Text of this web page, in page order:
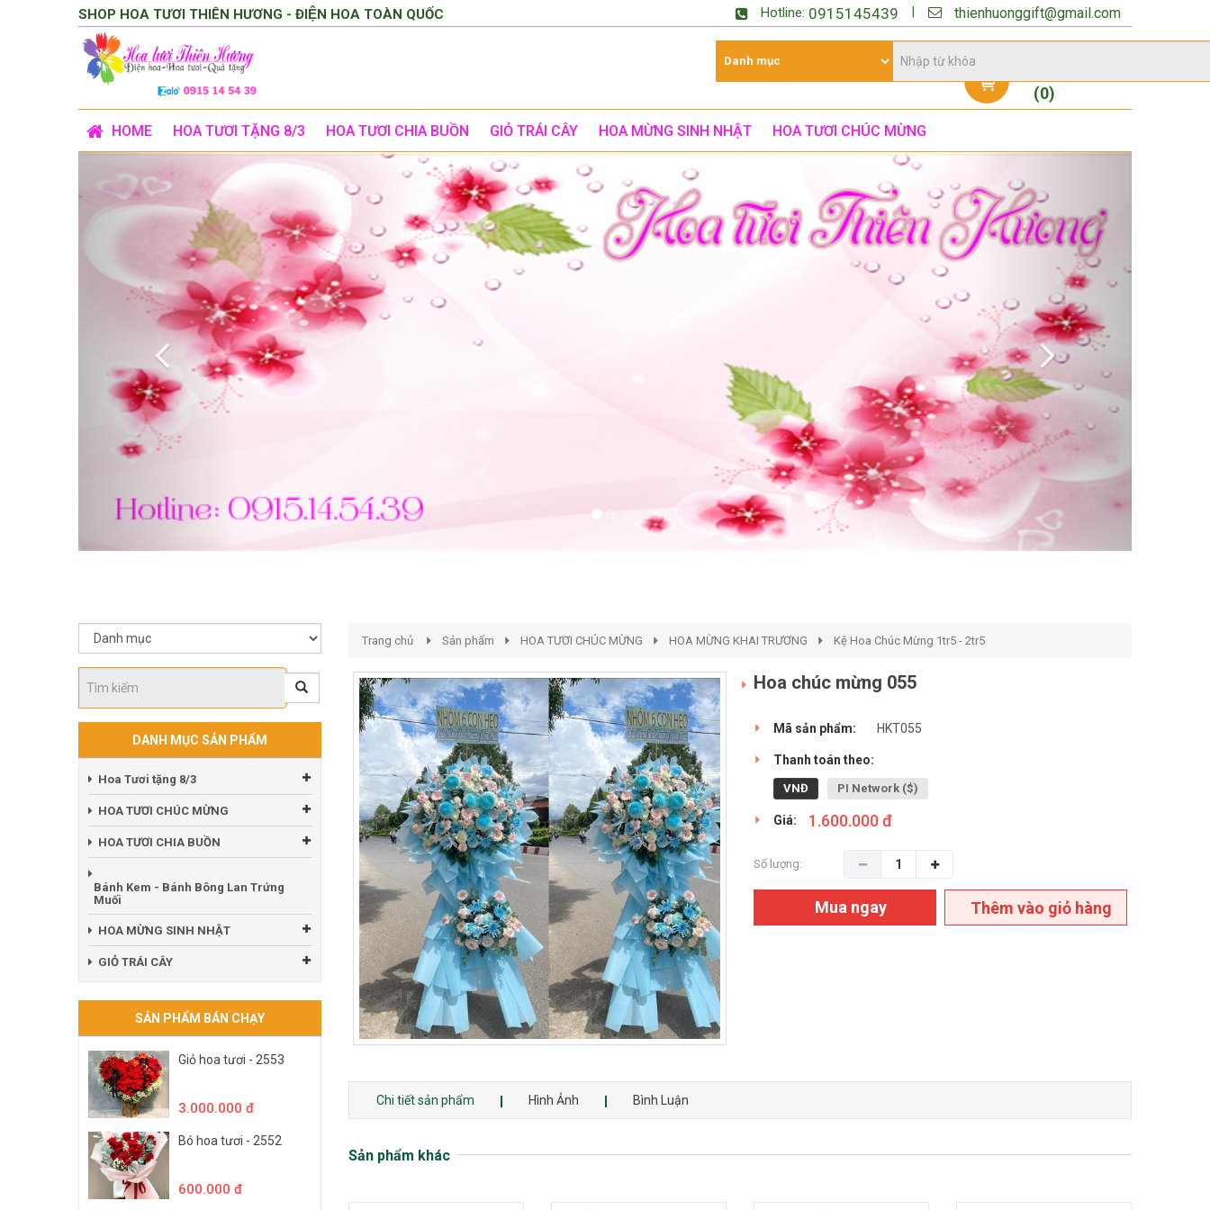
SHOP HOA TƯƠI THIÊN HƯƠNG - ĐIỆN HOA TOÀN QUỐC Hotline: 0915145439 thienhuonggift@gmail.com
(0)
HOME HOA TƯƠI TẶNG 8/3 HOA TƯƠI CHIA BUỒN GIỎ TRÁI CÂY HOA MỪNG SINH NHẬT HOA TƯƠI CHÚC MỪNG
Previous
DANH MỤC SẢN PHẨM
Hoa Tươi tặng 8/3
HOA TƯƠI CHÚC MỪNG
HOA TƯƠI CHIA BUỒN
Bánh Kem - Bánh Bông Lan Trứng
Muối
HOA MỪNG SINH NHẬT
GIỎ TRÁI CÂY
SẢN PHẨM BÁN CHẠY
Giỏ hoa tươi - 2553
3.000.000 đ
Bó hoa tươi - 2552
600.000 đ
Trang chủ Sản phẩm HOA TƯƠI CHÚC MỪNG HOA MỪNG KHAI TRƯƠNG Kệ Hoa Chúc Mừng 1tr5 - 2tr5
Hoa chúc mừng 055
Mã sản phẩm: HKT055
Thanh toán theo:
VNĐ PI Network ($)
Giá: 1.600.000 đ
Số lượng:
Mua ngay Thêm vào giỏ hàng
Chi tiết sản phẩm Hình Ảnh Bình Luận
Sản phẩm khác